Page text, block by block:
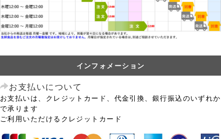
インフォメーション
お支払いについて
お支払いは、クレジットカード、代金引換、銀行振込のいずれか
で承ります
ご利用いただけるクレジットカード